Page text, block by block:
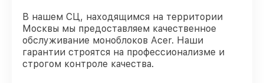
В нашем СЦ, находящимся на территории
Москвы мы предоставляем качественное
обслуживание моноблоков Acer. Наши
гарантии строятся на профессионализме и
строгом контроле качества.